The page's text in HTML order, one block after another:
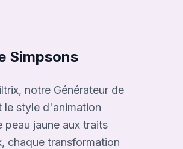
Simpsons
notre Générateur de
le style d'animation
peau jaune aux traits
chaque transformation